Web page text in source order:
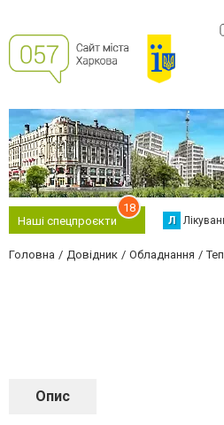
Наші спецпроєкти
18
Л
Головна Довідник Обладнання
Опис